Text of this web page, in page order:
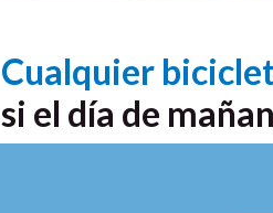
Cualquier
si el día de